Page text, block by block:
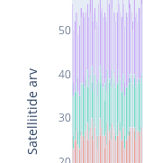
30
40
50
Satelliitide arv